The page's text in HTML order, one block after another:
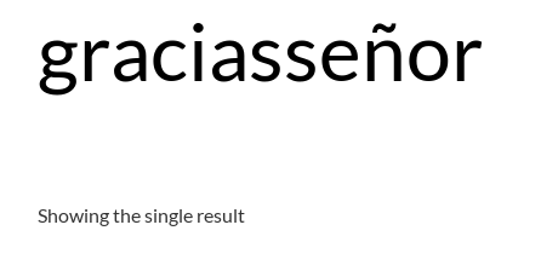
graciasseñor
Showing the single result